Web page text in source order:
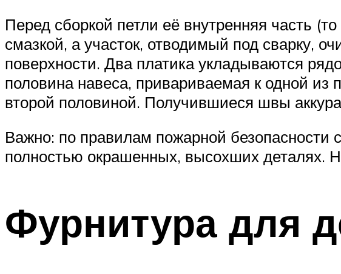
Перед сборкой петли её внутренняя часть
смазкой, а участок, отводимый под сварку,
поверхности. Два платика укладываются
половина навеса, привариваемая к одной
второй половиной. Получившиеся швы
Важно: по правилам пожарной
полностью окрашенных, высохших деталях.
Фурнитура для